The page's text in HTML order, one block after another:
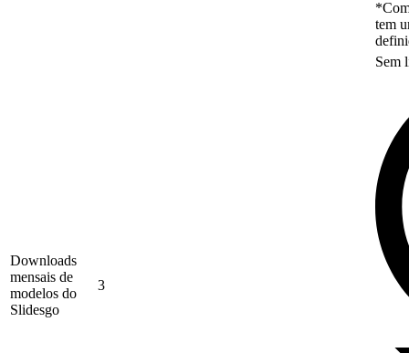
tem
Downloads
mensais de
modelos do
Slidesgo
3
Sem